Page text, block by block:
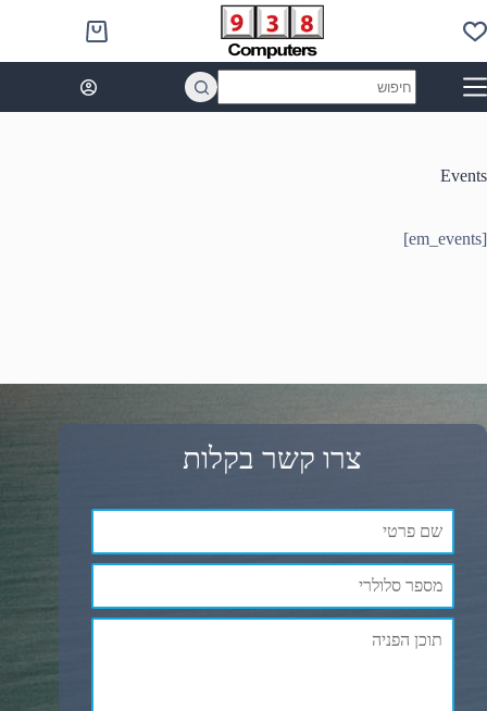
to
content
Shopping
cart
results
Events
[em_events]
צרו קשר בקלות